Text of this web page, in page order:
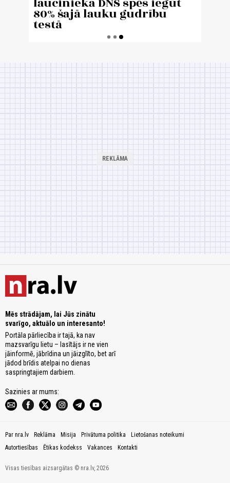
Mēs strādājam, lai Jūs zinātu
svarīgo, aktuālo un interesanto!
Portāla pārliecība ir tajā, ka nav
mazsvarīgu lietu – lasītājs ir ne vien
jāinformē, jābrīdina un jāizglīto, bet arī
jādod brīdis atelpai no dienas
saspringtajiem darbiem.
Sazinies ar mums:
Par nra.lv Reklāma Misija Privātuma politika
Lietošanas noteikumi
Autortiesības
Ētikas kodekss Vakances Kontakti
Visas tiesības aizsargātas © nra.lv, 2026